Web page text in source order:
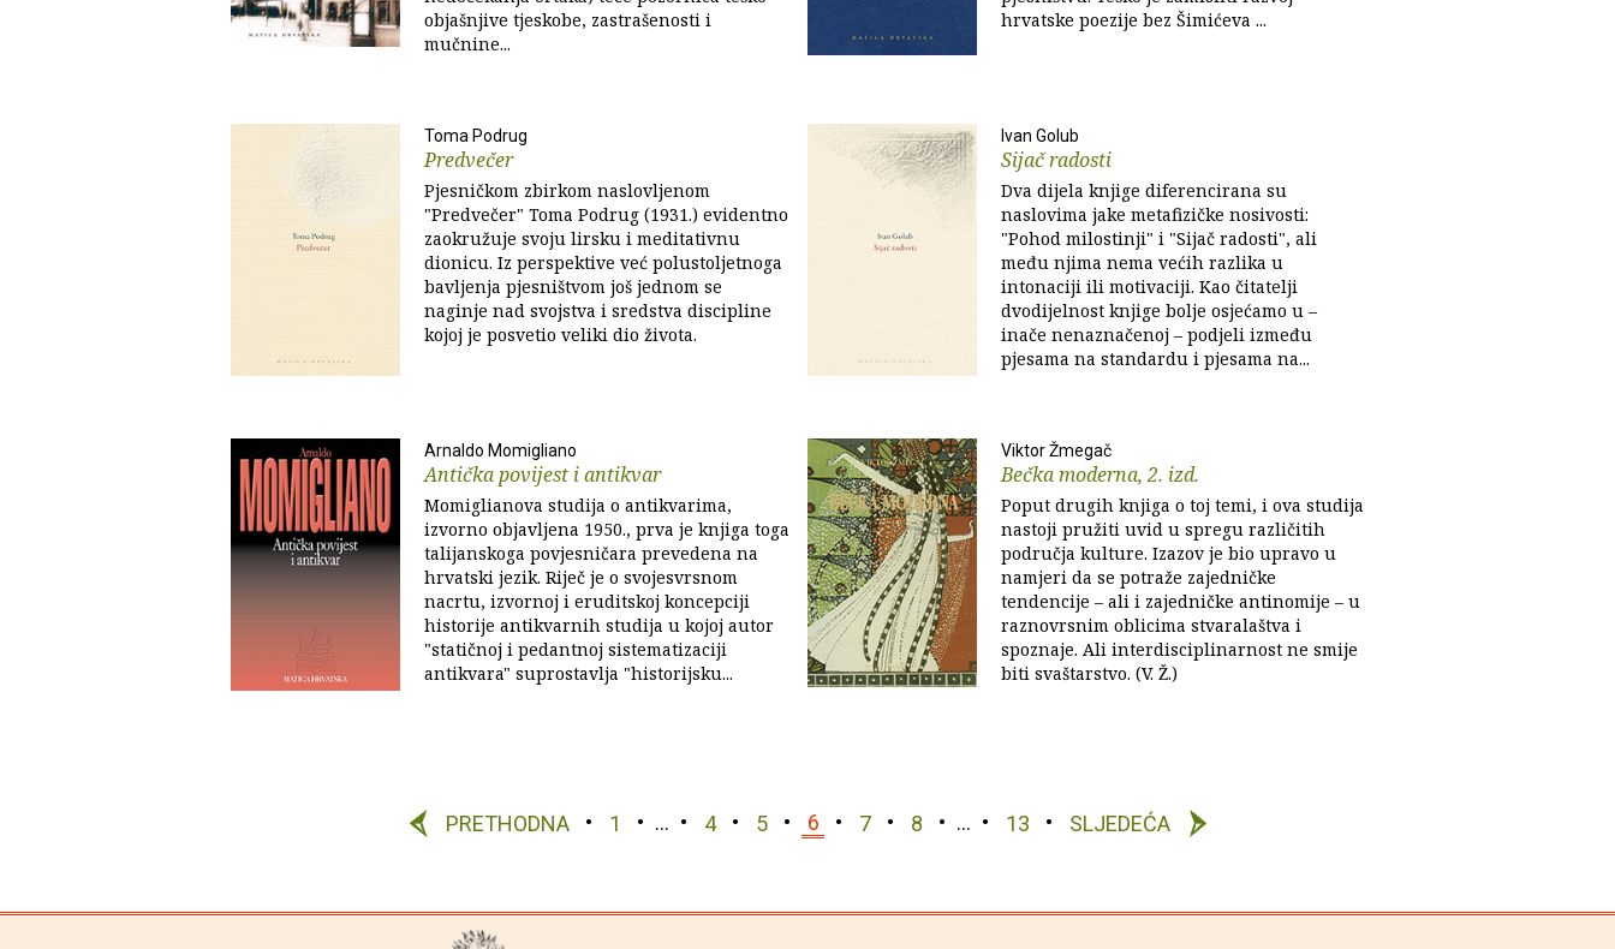
objašnjive tjeskobe, zastrašenosti i
mučnine...
hrvatske poezije bez Šimićeva ...
Toma Podrug
Predvečer
Pjesničkom zbirkom naslovljenom
"Predvečer" Toma Podrug (1931.) evidentno
zaokružuje svoju lirsku i meditativnu
dionicu. Iz perspektive već polustoljetnoga
bavljenja pjesništvom još jednom se
naginje nad svojstva i sredstva discipline
kojoj je posvetio veliki dio života.
Ivan Golub
Sijač radosti
Dva dijela knjige diferencirana su
naslovima jake metafizičke nosivosti:
"Pohod milostinji" i "Sijač radosti", ali
među njima nema većih razlika u
intonaciji ili motivaciji. Kao čitatelji
dvodijelnost knjige bolje osjećamo u –
inače nenaznačenoj – podjeli između
pjesama na standardu i pjesama na...
Arnaldo Momigliano
Antička povijest i antikvar
Momiglianova studija o antikvarima,
izvorno objavljena 1950., prva je knjiga toga
talijanskoga povjesničara prevedena na
hrvatski jezik. Riječ je o svojesvrsnom
nacrtu, izvornoj i eruditskoj koncepciji
historije antikvarnih studija u kojoj autor
"statičnoj i pedantnoj sistematizaciji
antikvara" suprostavlja "historijsku...
Viktor Žmegač
Bečka moderna, 2. izd.
Poput drugih knjiga o toj temi, i ova studija
nastoji pružiti uvid u spregu različitih
područja kulture. Izazov je bio upravo u
namjeri da se potraže zajedničke
tendencije – ali i zajedničke antinomije – u
raznovrsnim oblicima stvaralaštva i
spoznaje. Ali interdisciplinarnost ne smije
biti svaštarstvo. (V. Ž.)
PRETHODNA 1 … 4 5 6 7 8 … 13 SLJEDEĆA